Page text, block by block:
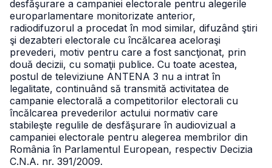
desfăşurare a campaniei electorale pentru alegerile
europarlamentare monitorizate anterior,
radiodifuzorul a procedat în mod similar, difuzând ştiri
şi dezabteri electorale cu încălcarea aceloraşi
prevederi, motiv pentru care a fost sancţionat, prin
două decizii, cu somaţii publice. Cu toate acestea,
postul de televiziune ANTENA 3 nu a intrat în
legalitate, continuând să transmită activitatea de
campanie electorală a competitorilor electorali cu
încălcarea prevederilor actului normativ care
stabileşte regulile de desfăşurare în audiovizual a
campaniei electorale pentru alegerea membrilor din
România în Parlamentul European, respectiv Decizia
C.N.A. nr. 391/2009.